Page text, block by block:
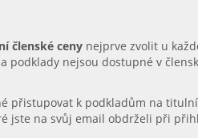
členské ceny nejprve zvolit u
podklady nejsou dostupné v
přistupovat k podkladům na
jste na svůj email obdrželi při